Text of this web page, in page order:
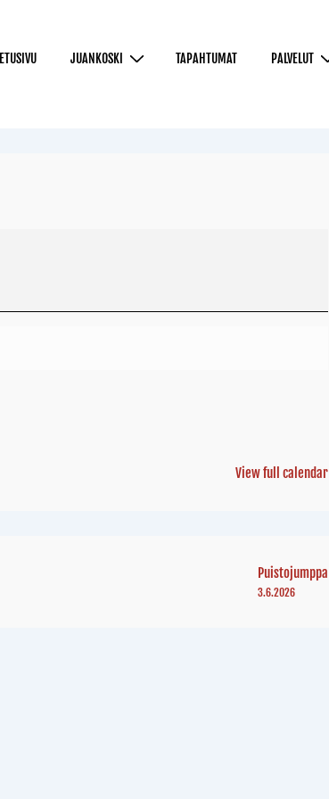
ETUSIVU JUANKOSKI TAPAHTUMAT PALVELUT
View full calendar
Puistojumppa
3.6.2026